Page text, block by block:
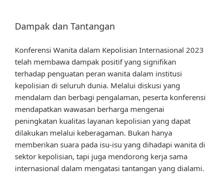
Dampak dan Tantangan
Konferensi Wanita dalam Kepolisian Internasional 2023
telah membawa dampak positif yang signifikan
terhadap penguatan peran wanita dalam institusi
kepolisian di seluruh dunia. Melalui diskusi yang
mendalam dan berbagi pengalaman, peserta konferensi
mendapatkan wawasan berharga mengenai
peningkatan kualitas layanan kepolisian yang dapat
dilakukan melalui keberagaman. Bukan hanya
memberikan suara pada isu-isu yang dihadapi wanita di
sektor kepolisian, tapi juga mendorong kerja sama
internasional dalam mengatasi tantangan yang dialami.